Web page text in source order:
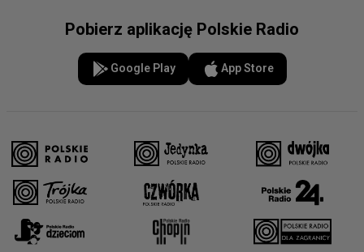
Pobierz aplikację Polskie Radio
Google Play App Store